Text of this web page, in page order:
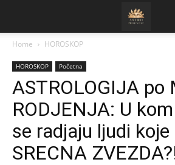
Home HOROSKOP
HOROSKOP Početna
ASTROLOGIJA po
RODJENJA: U
se radjaju ljudi koje
SRECNA